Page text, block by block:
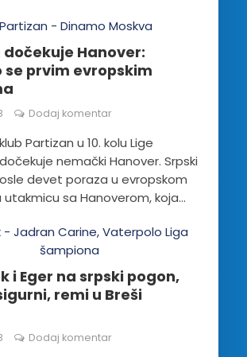
Hanover:
se prvim evropskim
Dodaj komentar
Partizan u 10. kolu Lige
nemački Hanover. Srpski
devet poraza u evropskom
sa Hanoverom, koja...
i Eger na srpski pogon,
remi u Breši
Dodaj komentar